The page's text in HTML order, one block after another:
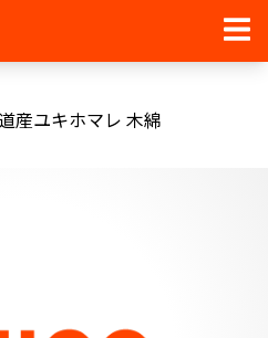
産ユキホマレ 木綿